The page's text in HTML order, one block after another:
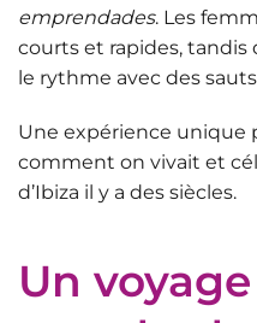
emprendades. Les
courts et rapides,
le rythme avec des
Une expérience unique
comment on vivait et
d’Ibiza il y a des siècles.
Un